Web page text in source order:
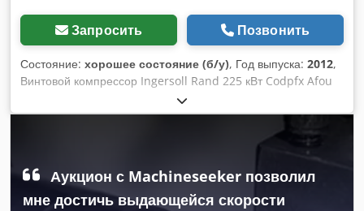
Запросить Позвонить
Состояние: хорошее состояние (б/у), Год выпуска: 2012,
Винтовой компрессор Ingersoll Rand 225 кВт Codpfx Afou
Аукцион с Machineseeker позволил
мне достичь выдающейся скорости